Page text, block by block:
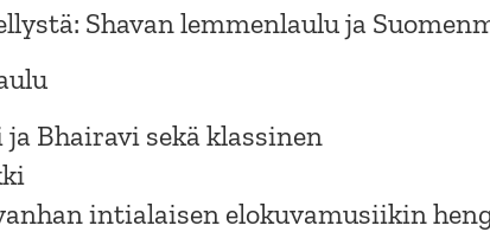
Shavan lemmenlaulu ja
ja Bhairavi sekä klassinen
intialaisen elokuvamusiikin